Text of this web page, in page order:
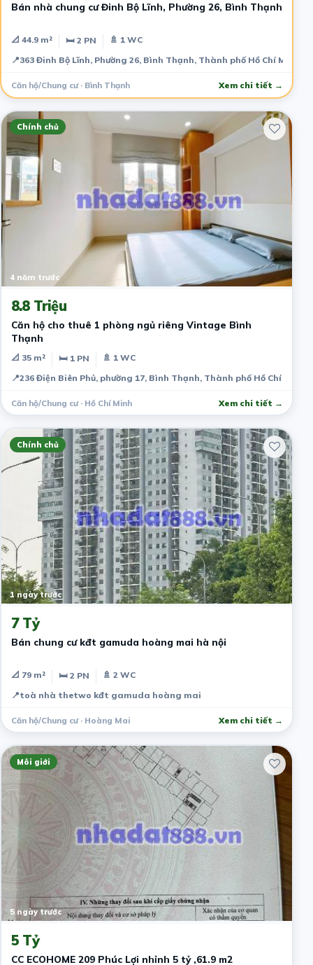
Bán nhà chung cư Đinh Bộ Lĩnh, Phường 26, Bình Thạnh
📐 44.9 m² 🛏 2 PN
🚿 1 WC
📍363 Đinh Bộ Lĩnh, Phường 26, Bình Thạnh, Thành phố Hồ Chí Minh,
Căn hộ/Chung cư · Bình Thạnh Xem chi tiết →
Chính chủ
4 năm trước
8.8 Triệu
Căn hộ cho thuê 1 phòng ngủ riêng Vintage Bình
Thạnh
📐 35 m² 🛏 1 PN
🚿 1 WC
📍236 Điện Biên Phủ, phường 17, Bình Thạnh, Thành phố Hồ Chí Minh,
Căn hộ/Chung cư · Hồ Chí Minh Xem chi tiết →
Chính chủ
1 ngày trước
7 Tỷ
Bán chung cư kđt gamuda hoàng mai hà nội
📐 79 m² 🛏 2 PN
🚿 2 WC
📍toà nhà thetwo kđt gamuda hoàng mai
Căn hộ/Chung cư · Hoàng Mai Xem chi tiết →
Môi giới
5 ngày trước
5 Tỷ
CC ECOHOME 209 Phúc Lợi nhỉnh 5 tỷ ,61.9 m2